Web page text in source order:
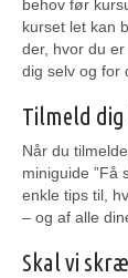
behov før
kurset let kan
der, hvor du
dig selv og for
Tilmeld
Når du
miniguide ”Få
enkle tips til,
– og af alle
Skal vi